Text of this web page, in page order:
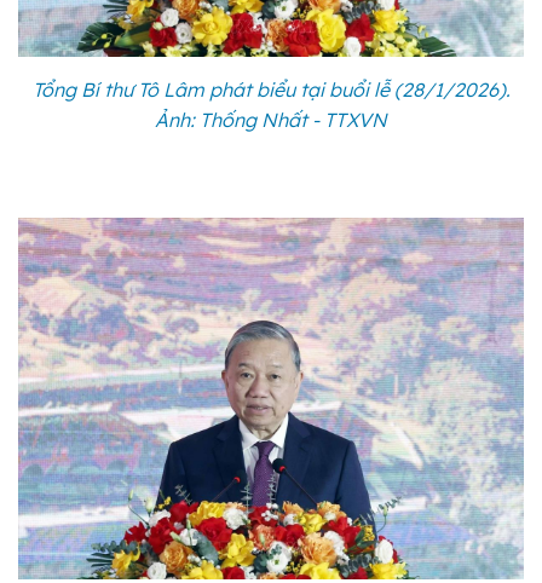
Tổng Bí thư Tô Lâm phát biểu tại buổi lễ (28/1/2026).
Ảnh: Thống Nhất - TTXVN